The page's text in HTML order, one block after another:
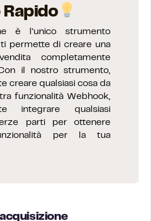
è l’unico strumento
permette di creare una
completamente
il nostro strumento,
creare qualsiasi cosa da
funzionalità Webhook,
integrare qualsiasi
parti per ottenere
per la tua